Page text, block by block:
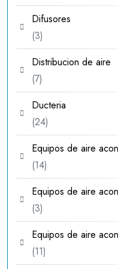
producto
Difusores
33
productos
Distribucion de aire
77
productos
Ducteria
2424
productos
Equipos de aire
1414
productos
Equipos de aire
33
productos
Equipos de aire
1111